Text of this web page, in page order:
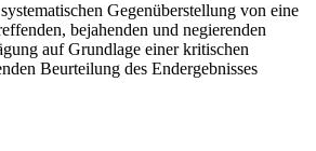
Gegenüberstellung von eine
bejahenden und negierenden
auf Grundlage einer kritischen
Beurteilung des Endergebnisses